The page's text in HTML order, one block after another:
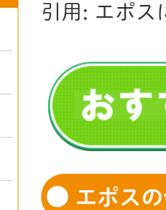
引用: エポス
エポス